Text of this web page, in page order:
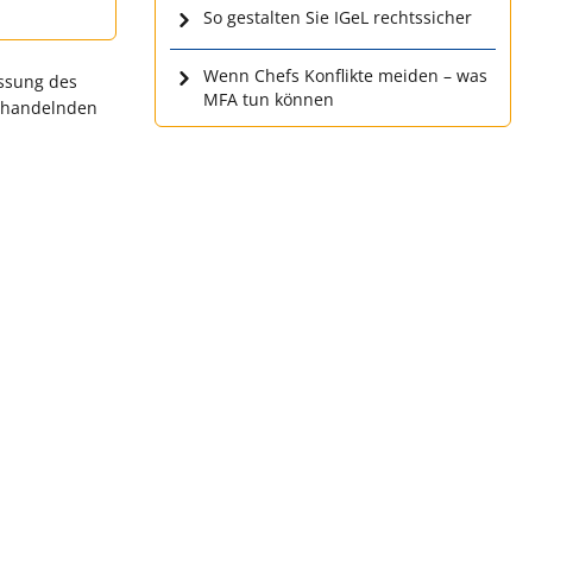
des
So gestalten Sie IGeL rechtssicher
Wenn Chefs Konflikte meiden – was
MFA tun können